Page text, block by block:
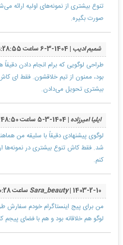
تنوع بیشتری از نمونه‌های اولیه ارائه
صورت بگیره.
شمیم اديب | 1404-3-6 ساعت 09:28:55
طراحی لوگویی که برام انجام دادن
بود، ممنون از تیم خلاقشون. فقط ای
بیشتری تحویل می‌دادن.
ایلیا امیرزاده| 1404-3-5 ساعت 08:48:50
لوگوی پیشنهادی دقیقاً با سلیقه من
شد. فقط کاش تنوع بیشتری در نمونه‌ها
کنم.
Sara_beauty| 1403-2-10 ساعت 16:30:28
من برای پیج اینستاگرام خودم سفارش
لوگو هم خلاقانه بود و هم با فضای پیجم